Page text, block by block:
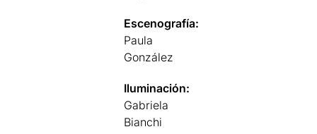
Escenografía:
Paula
González
Iluminación:
Gabriela
Bianchi